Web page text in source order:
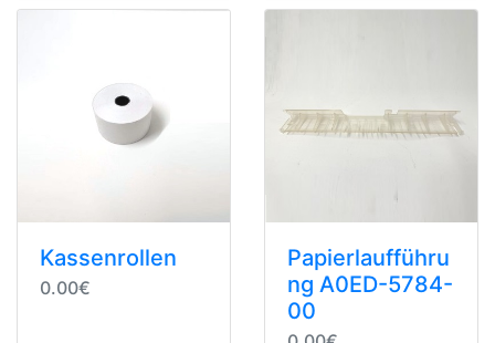
Kassenrollen
0.00€
Papierlaufführu
ng A0ED-5784-
00